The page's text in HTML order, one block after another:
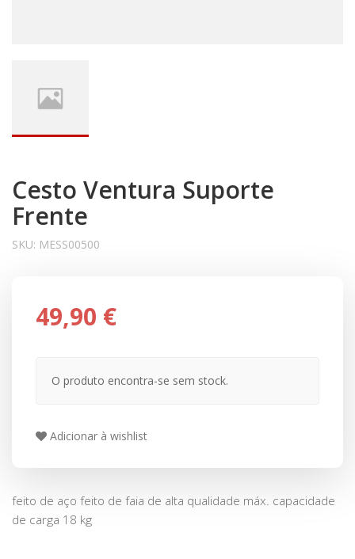
Cesto Ventura Suporte
Frente
SKU: MESS00500
49,90 €
O produto encontra-se sem stock.
Adicionar à wishlist
feito de aço feito de faia de alta qualidade máx. capacidade
de carga 18 kg